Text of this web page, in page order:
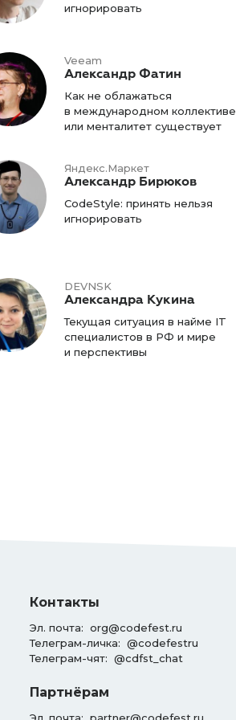
игнорировать
Veeam
Александр Фатин
Как не облажаться
в международном коллективе
или менталитет существует
Яндекс.Маркет
Александр Бирюков
CodeStyle: принять нельзя
игнорировать
DEVNSK
Александра Кукина
Текущая ситуация в найме IT
специалистов в РФ и мире
и перспективы
Контакты
Эл. почта: org@codefest.ru
Телеграм-личка: @codefestru
Телеграм-чят: @cdfst_chat
Партнёрам